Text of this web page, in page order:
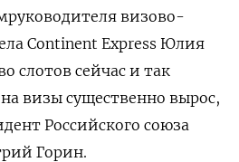
визово-
Continent Express Юлия
слотов сейчас и так
визы существенно вырос,
Российского союза
Горин.